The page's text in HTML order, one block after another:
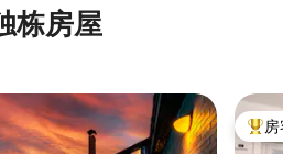
栋房屋
热